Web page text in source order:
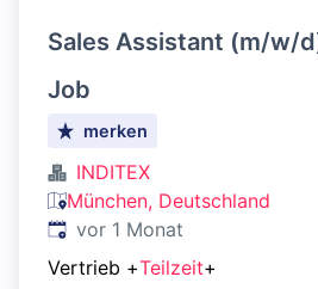
Sales Assistant (m/w/
Job
merken
INDITEX
München, Deutschland
Veröffentlicht:
vor 1 Monat
Vertrieb +Teilzeit+